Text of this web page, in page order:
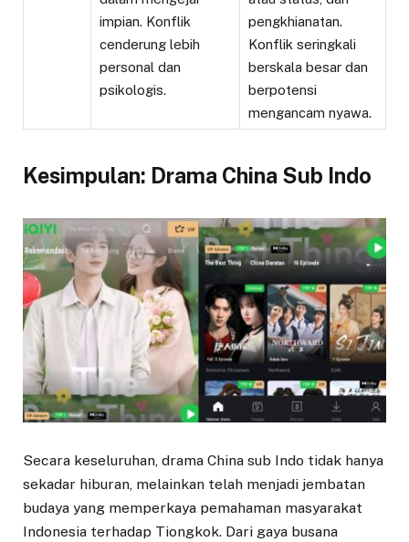
impian. Konflik
cenderung lebih
personal dan
psikologis.
pengkhianatan.
Konflik seringkali
berskala besar dan
berpotensi
mengancam nyawa.
Kesimpulan: Drama China Sub Indo
Secara keseluruhan, drama China sub Indo tidak hanya
sekadar hiburan, melainkan telah menjadi jembatan
budaya yang memperkaya pemahaman masyarakat
Indonesia terhadap Tiongkok. Dari gaya busana